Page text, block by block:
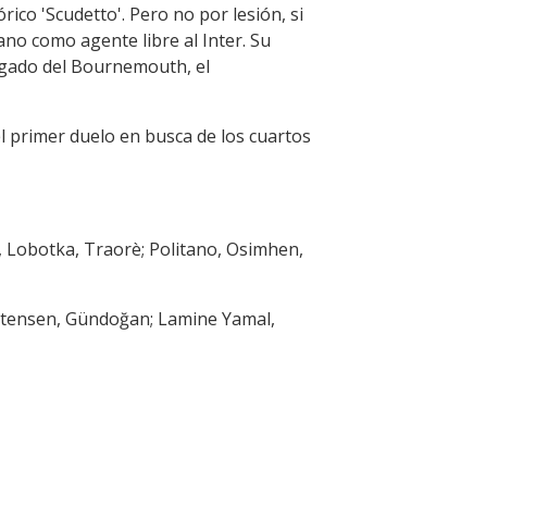
'Scudetto'. Pero no por lesión, si
como agente libre al Inter. Su
del Bournemouth, el
primer duelo en busca de los cuartos
Lobotka, Traorè; Politano, Osimhen,
Gündoğan; Lamine Yamal,